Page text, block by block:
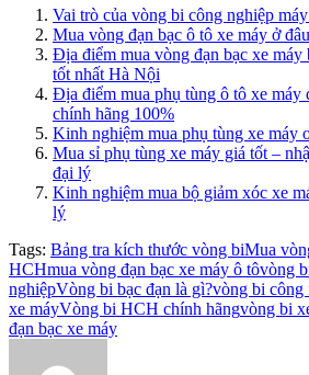
Vai trò của vòng bi công nghiệp
Mua vòng đạn bạc ô tô xe máy ở
Địa điểm mua vòng đạn bạc xe máy
tốt nhất Hà Nội
Địa điểm mua phụ tùng ô tô xe máy
chính hãng 100%
Kinh nghiệm mua phụ tùng xe máy
Mua sỉ phụ tùng xe máy giá tốt –
đại lý
Kinh nghiệm mua bộ giảm xóc xe
lý
Tags: Bảng tra kích thước vòng biMua
HCHmua vòng đạn bạc xe máy ô tôvòng
nghiệpVòng bi bạc đạn là gì?vòng bi công
xe máyVòng bi HCH chính hãngvòng bi
đạn bạc xe máy